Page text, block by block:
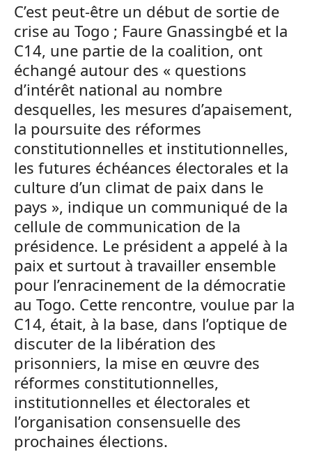
C’est peut-être un début de sortie de
crise au Togo ; Faure Gnassingbé et la
C14, une partie de la coalition, ont
échangé autour des « questions
d’intérêt national au nombre
desquelles, les mesures d’apaisement,
la poursuite des réformes
constitutionnelles et institutionnelles,
les futures échéances électorales et la
culture d’un climat de paix dans le
pays », indique un communiqué de la
cellule de communication de la
présidence. Le président a appelé à la
paix et surtout à travailler ensemble
pour l’enracinement de la démocratie
au Togo. Cette rencontre, voulue par la
C14, était, à la base, dans l’optique de
discuter de la libération des
prisonniers, la mise en œuvre des
réformes constitutionnelles,
institutionnelles et électorales et
l’organisation consensuelle des
prochaines élections.